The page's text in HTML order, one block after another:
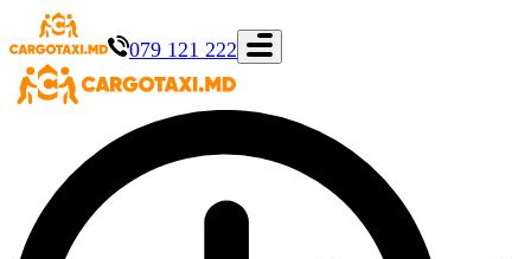
079 121 222